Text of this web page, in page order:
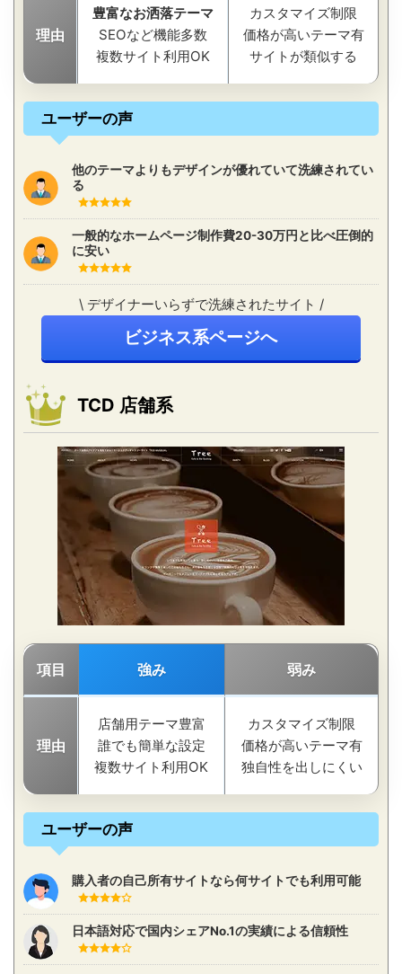
理由
豊富なお洒落テーマ
SEOなど機能多数
複数サイト利用OK
カスタマイズ制限
価格が高いテーマ有
サイトが類似する
ユーザーの声
他のテーマよりもデザインが優れていて洗練されてい
る
一般的なホームページ制作費20-30万円と比べ圧倒的
に安い
\ デザイナーいらずで洗練されたサイト /
ビジネス系ページへ
TCD 店舗系
項目 強み 弱み
理由
店舗用テーマ豊富
誰でも簡単な設定
複数サイト利用OK
カスタマイズ制限
価格が高いテーマ有
独自性を出しにくい
ユーザーの声
購入者の自己所有サイトなら何サイトでも利用可能
日本語対応で国内シェアNo.1の実績による信頼性